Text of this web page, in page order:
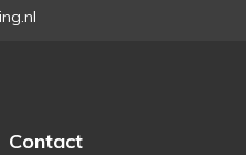
Contact